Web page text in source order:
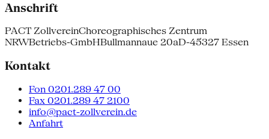
Anschrift
PACT ZollvereinChoreographisches Zentrum
NRWBetriebs-GmbHBullmannaue 20aD-45327 Essen
Kontakt
Fon 0201.289 47 00
Fax 0201.289 47 2100
info@pact-zollverein.de
Anfahrt